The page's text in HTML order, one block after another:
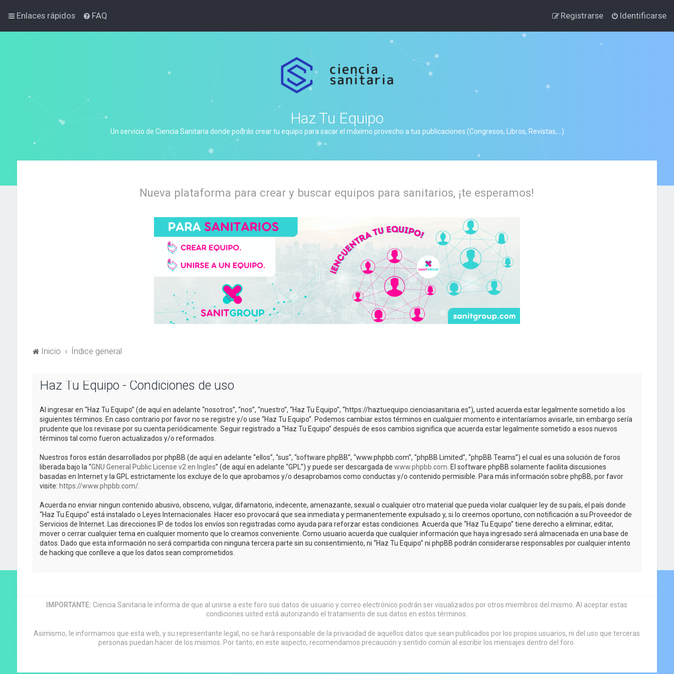
Enlaces rápidos FAQ Identificarse
Registrarse
Haz Tu Equipo
Un servicio de Ciencia Sanitaria donde podrás crear tu equipo para sacar el máximo provecho a tus publicaciones (Congresos, Libros, Revistas,...)
Nueva plataforma para crear y buscar equipos para sanitarios, ¡te esperamos!
Inicio Índice general
Haz Tu Equipo - Condiciones de uso
Al ingresar en “Haz Tu Equipo” (de aquí en adelante “nosotros”, “nos”, “nuestro”, “Haz Tu Equipo”, “https://haztuequipo.cienciasanitaria.es”), usted acuerda estar legalmente sometido a los
siguientes términos. En caso contrario por favor no se registre y/o use “Haz Tu Equipo”. Podemos cambiar estos términos en cualquier momento e intentaríamos avisarle, sin embargo sería
prudente que los revisase por su cuenta periódicamente. Seguir registrado a “Haz Tu Equipo” después de esos cambios significa que acuerda estar legalmente sometido a esos nuevos
términos tal como fueron actualizados y/o reformados.
Nuestros foros están desarrollados por phpBB (de aquí en adelante “ellos”, “sus”, “software phpBB”, “www.phpbb.com”, “phpBB Limited”, “phpBB Teams”) el cual es una solución de foros
liberada bajo la “GNU General Public License v2 en Ingles” (de aquí en adelante “GPL”) y puede ser descargada de www.phpbb.com . El software phpBB solamente facilita discusiones
basadas en Internet y la GPL estrictamente los excluye de lo que aprobamos y/o desaprobamos como conductas y/o contenido permisible. Para más información sobre phpBB, por favor
visite: https://www.phpbb.com/.
Acuerda no enviar ningun contenido abusivo, obsceno, vulgar, difamatorio, indecente, amenazante, sexual o cualquier otro material que pueda violar cualquier ley de su país, el país donde
“Haz Tu Equipo” está instalado o Leyes Internacionales. Hacer eso provocará que sea inmediata y permanentemente expulsado y, si lo creemos oportuno, con notificación a su Proveedor de
Servicios de Internet. Las direcciones IP de todos los envíos son registradas como ayuda para reforzar estas condiciones. Acuerda que “Haz Tu Equipo” tiene derecho a eliminar, editar,
mover o cerrar cualquier tema en cualquier momento que lo creamos conveniente. Como usuario acuerda que cualquier información que haya ingresado será almacenada en una base de
datos. Dado que esta información no será compartida con ninguna tercera parte sin su consentimiento, ni “Haz Tu Equipo” ni phpBB podrán considerarse responsables por cualquier intento
de hacking que conlleve a que los datos sean comprometidos.
IMPORTANTE: Ciencia Sanitaria le informa de que al unirse a este foro sus datos de usuario y correo electrónico podrán ser visualizados por otros miembros del mismo. Al aceptar estas
condiciones usted está autorizando el tratamiento de sus datos en estos términos.
Asimismo, le informamos que esta web, y su representante legal, no se hará responsable de la privacidad de aquellos datos que sean publicados por los propios usuarios, ni del uso que terceras
personas puedan hacer de los mismos. Por tanto, en este aspecto, recomendamos precaución y sentido común al escribir los mensajes dentro del foro.